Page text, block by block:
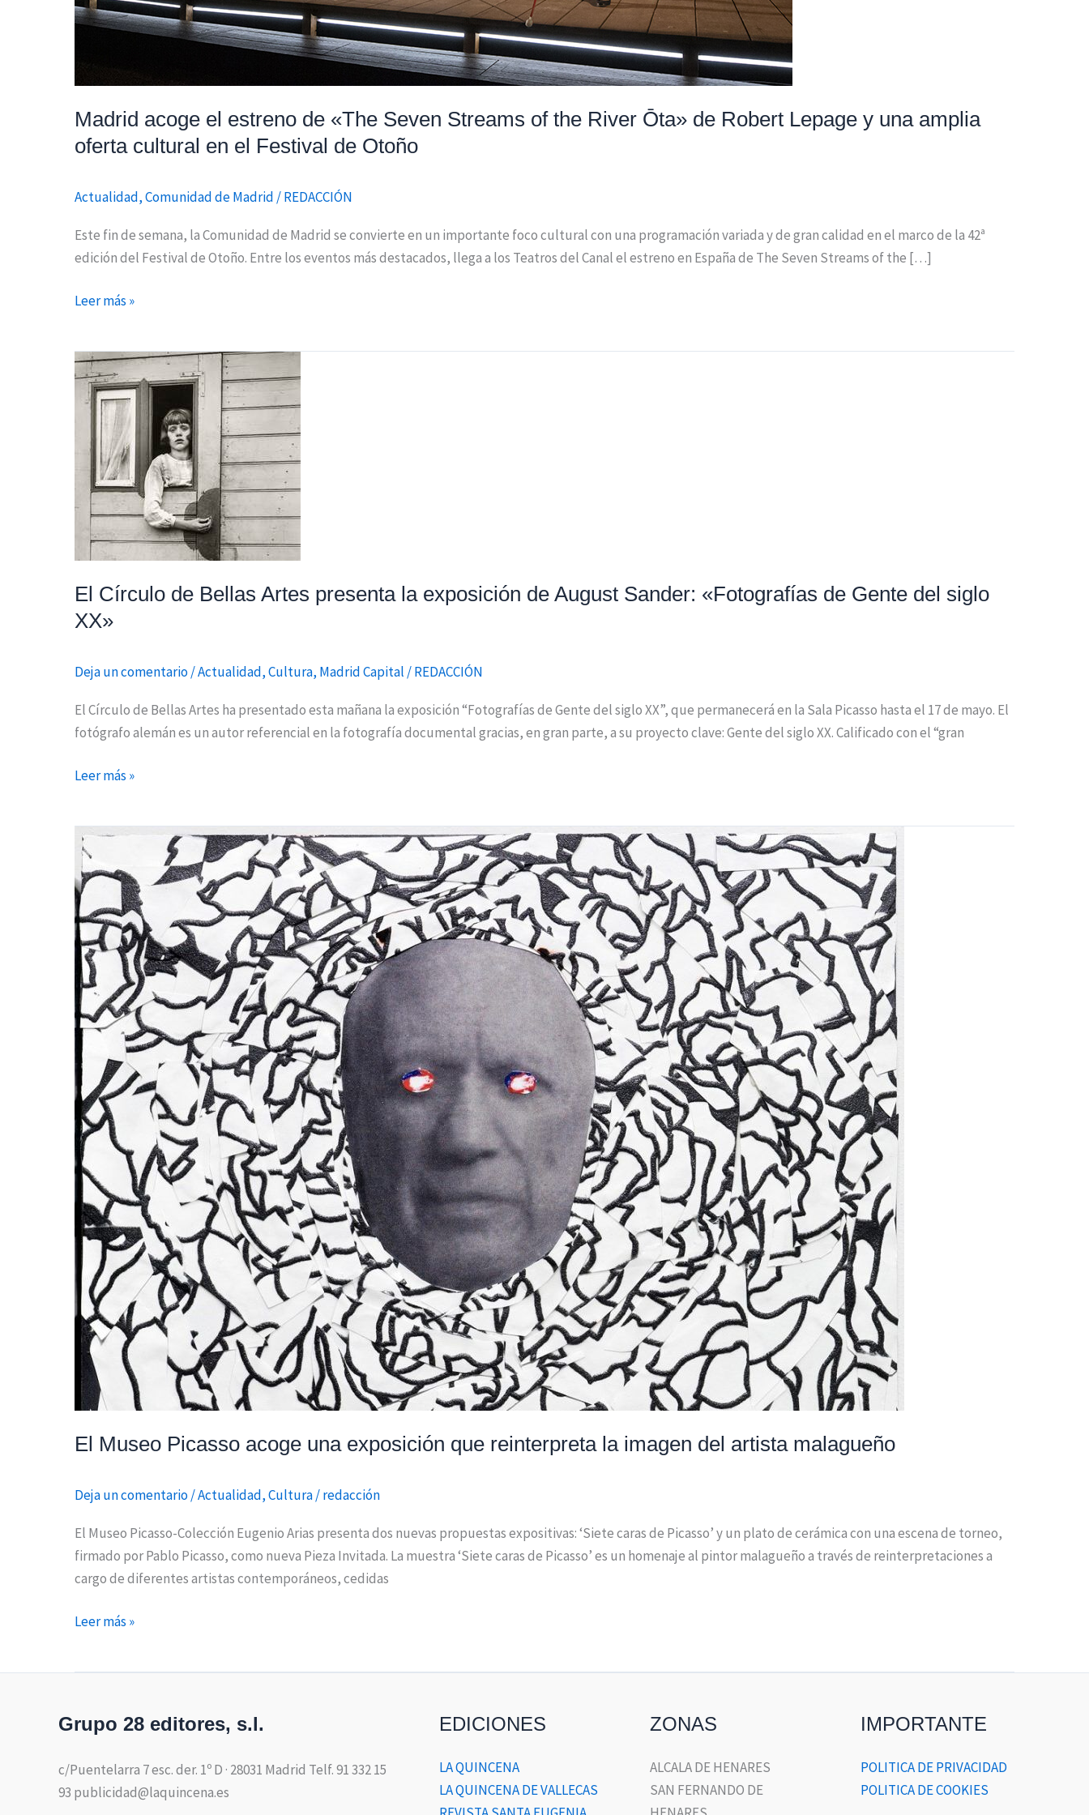
Madrid acoge el estreno de «The Seven Streams of the River Ōta» de Robert Lepage y una amplia
oferta cultural en el Festival de Otoño
Actualidad,Comunidad de Madrid /REDACCIÓN
Este fin de semana, la Comunidad de Madrid se convierte en un importante foco cultural con una programación variada y de gran calidad en el marco de la 42ª
edición del Festival de Otoño. Entre los eventos más destacados, llega a los Teatros del Canal el estreno en España de The Seven Streams of the […]
oferta
Festival
de
Leer más »
El Círculo de Bellas Artes presenta la exposición de August Sander: «Fotografías de Gente del siglo
XX»
Deja un comentario/Actualidad,Cultura, Madrid Capital /REDACCIÓN
El Círculo de Bellas Artes ha presentado esta mañana la exposición “Fotografías de Gente del siglo XX”, que permanecerá en la Sala Picasso hasta el 17 de mayo. El
fotógrafo alemán es un autor referencial en la fotografía documental gracias, en gran parte, a su proyecto clave: Gente del siglo XX. Calificado con el “gran
El
Círculo
de
Bellas
Artes
presenta
exposición
de
August
Sander:
«Fotografías
del
siglo
XX»
Leer más »
El Museo Picasso acoge una exposición que reinterpreta la imagen del artista malagueño
Deja un comentario/Actualidad,Cultura/redacción
El Museo Picasso-Colección Eugenio Arias presenta dos nuevas propuestas expositivas: ‘Siete caras de Picasso’ y un plato de cerámica con una escena de torneo,
firmado por Pablo Picasso, como nueva Pieza Invitada. La muestra ‘Siete caras de Picasso’ es un homenaje al pintor malagueño a través de reinterpretaciones a
cargo de diferentes artistas contemporáneos, cedidas
El
Museo
Picasso
acoge
una
exposición
que
reinterpreta
la
imagen
del
artista
malagueño
Leer más »
Grupo 28 editores, s.l.
c/Puentelarra 7 esc. der. 1º D · 28031 Madrid Telf. 91 332 15
93 publicidad@laquincena.es
EDICIONES
LA QUINCENA
LA QUINCENA DE VALLECAS
ZONAS
ALCALA DE HENARES
SAN FERNANDO DE
IMPORTANTE
POLITICA DE PRIVACIDAD
POLITICA DE COOKIES